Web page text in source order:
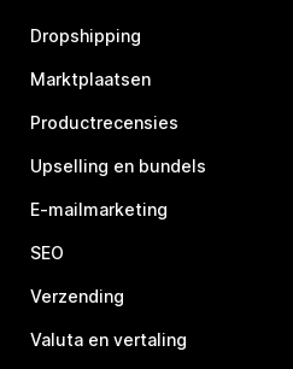
Dropshipping
Marktplaatsen
Productrecensies
Upselling en bundels
E-mailmarketing
SEO
Verzending
Valuta en vertaling